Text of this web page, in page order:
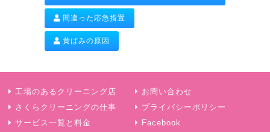
間違った応急措置
黄ばみの原因
工場のあるクリーニング店
さくらクリーニングの仕事
サービス一覧と料金
お問い合わせ
プライバシーポリシー
Facebook